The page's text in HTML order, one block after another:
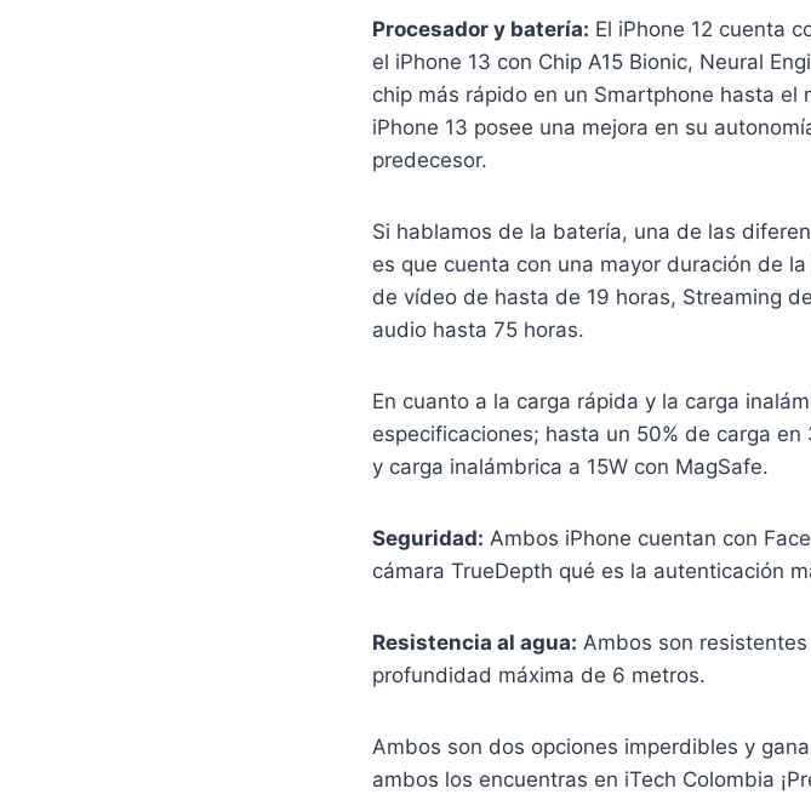
Procesador y batería: El iPhone 12 cuenta
el iPhone 13 con Chip A15 Bionic, Neural
chip más rápido en un Smartphone hasta
iPhone 13 posee una mejora en su
predecesor.
Si hablamos de la batería, una de las
es que cuenta con una mayor duración de
de vídeo de hasta de 19 horas, Streaming
audio hasta 75 horas.
En cuanto a la carga rápida y la carga
especificaciones; hasta un 50% de carga
y carga inalámbrica a 15W con MagSafe.
Seguridad: Ambos iPhone cuentan con
cámara TrueDepth qué es la autenticación
Resistencia al agua: Ambos son
profundidad máxima de 6 metros.
Ambos son dos opciones imperdibles y
ambos los encuentras en iTech Colombia